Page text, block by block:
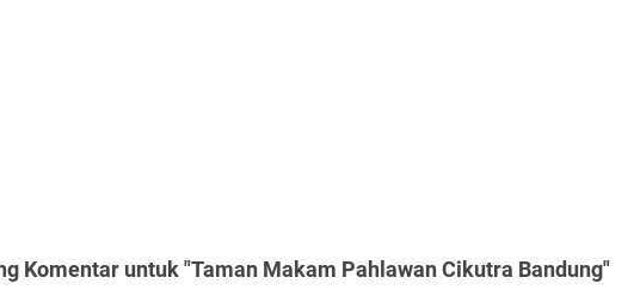
Komentar untuk "Taman Makam Pahlawan Cikutra Bandung"